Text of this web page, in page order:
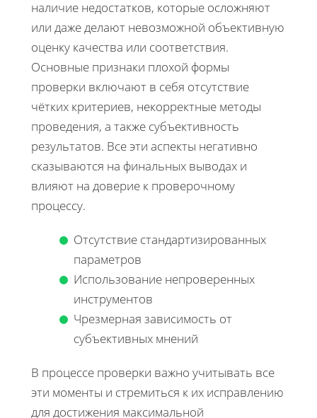
наличие недостатков, которые осложняют
или даже делают невозможной объективную
оценку качества или соответствия.
Основные признаки плохой формы
проверки включают в себя отсутствие
чётких критериев, некорректные методы
проведения, а также субъективность
результатов. Все эти аспекты негативно
сказываются на финальных выводах и
влияют на доверие к проверочному
процессу.
Отсутствие стандартизированных
параметров
Использование непроверенных
инструментов
Чрезмерная зависимость от
субъективных мнений
В процессе проверки важно учитывать все
эти моменты и стремиться к их исправлению
для достижения максимальной